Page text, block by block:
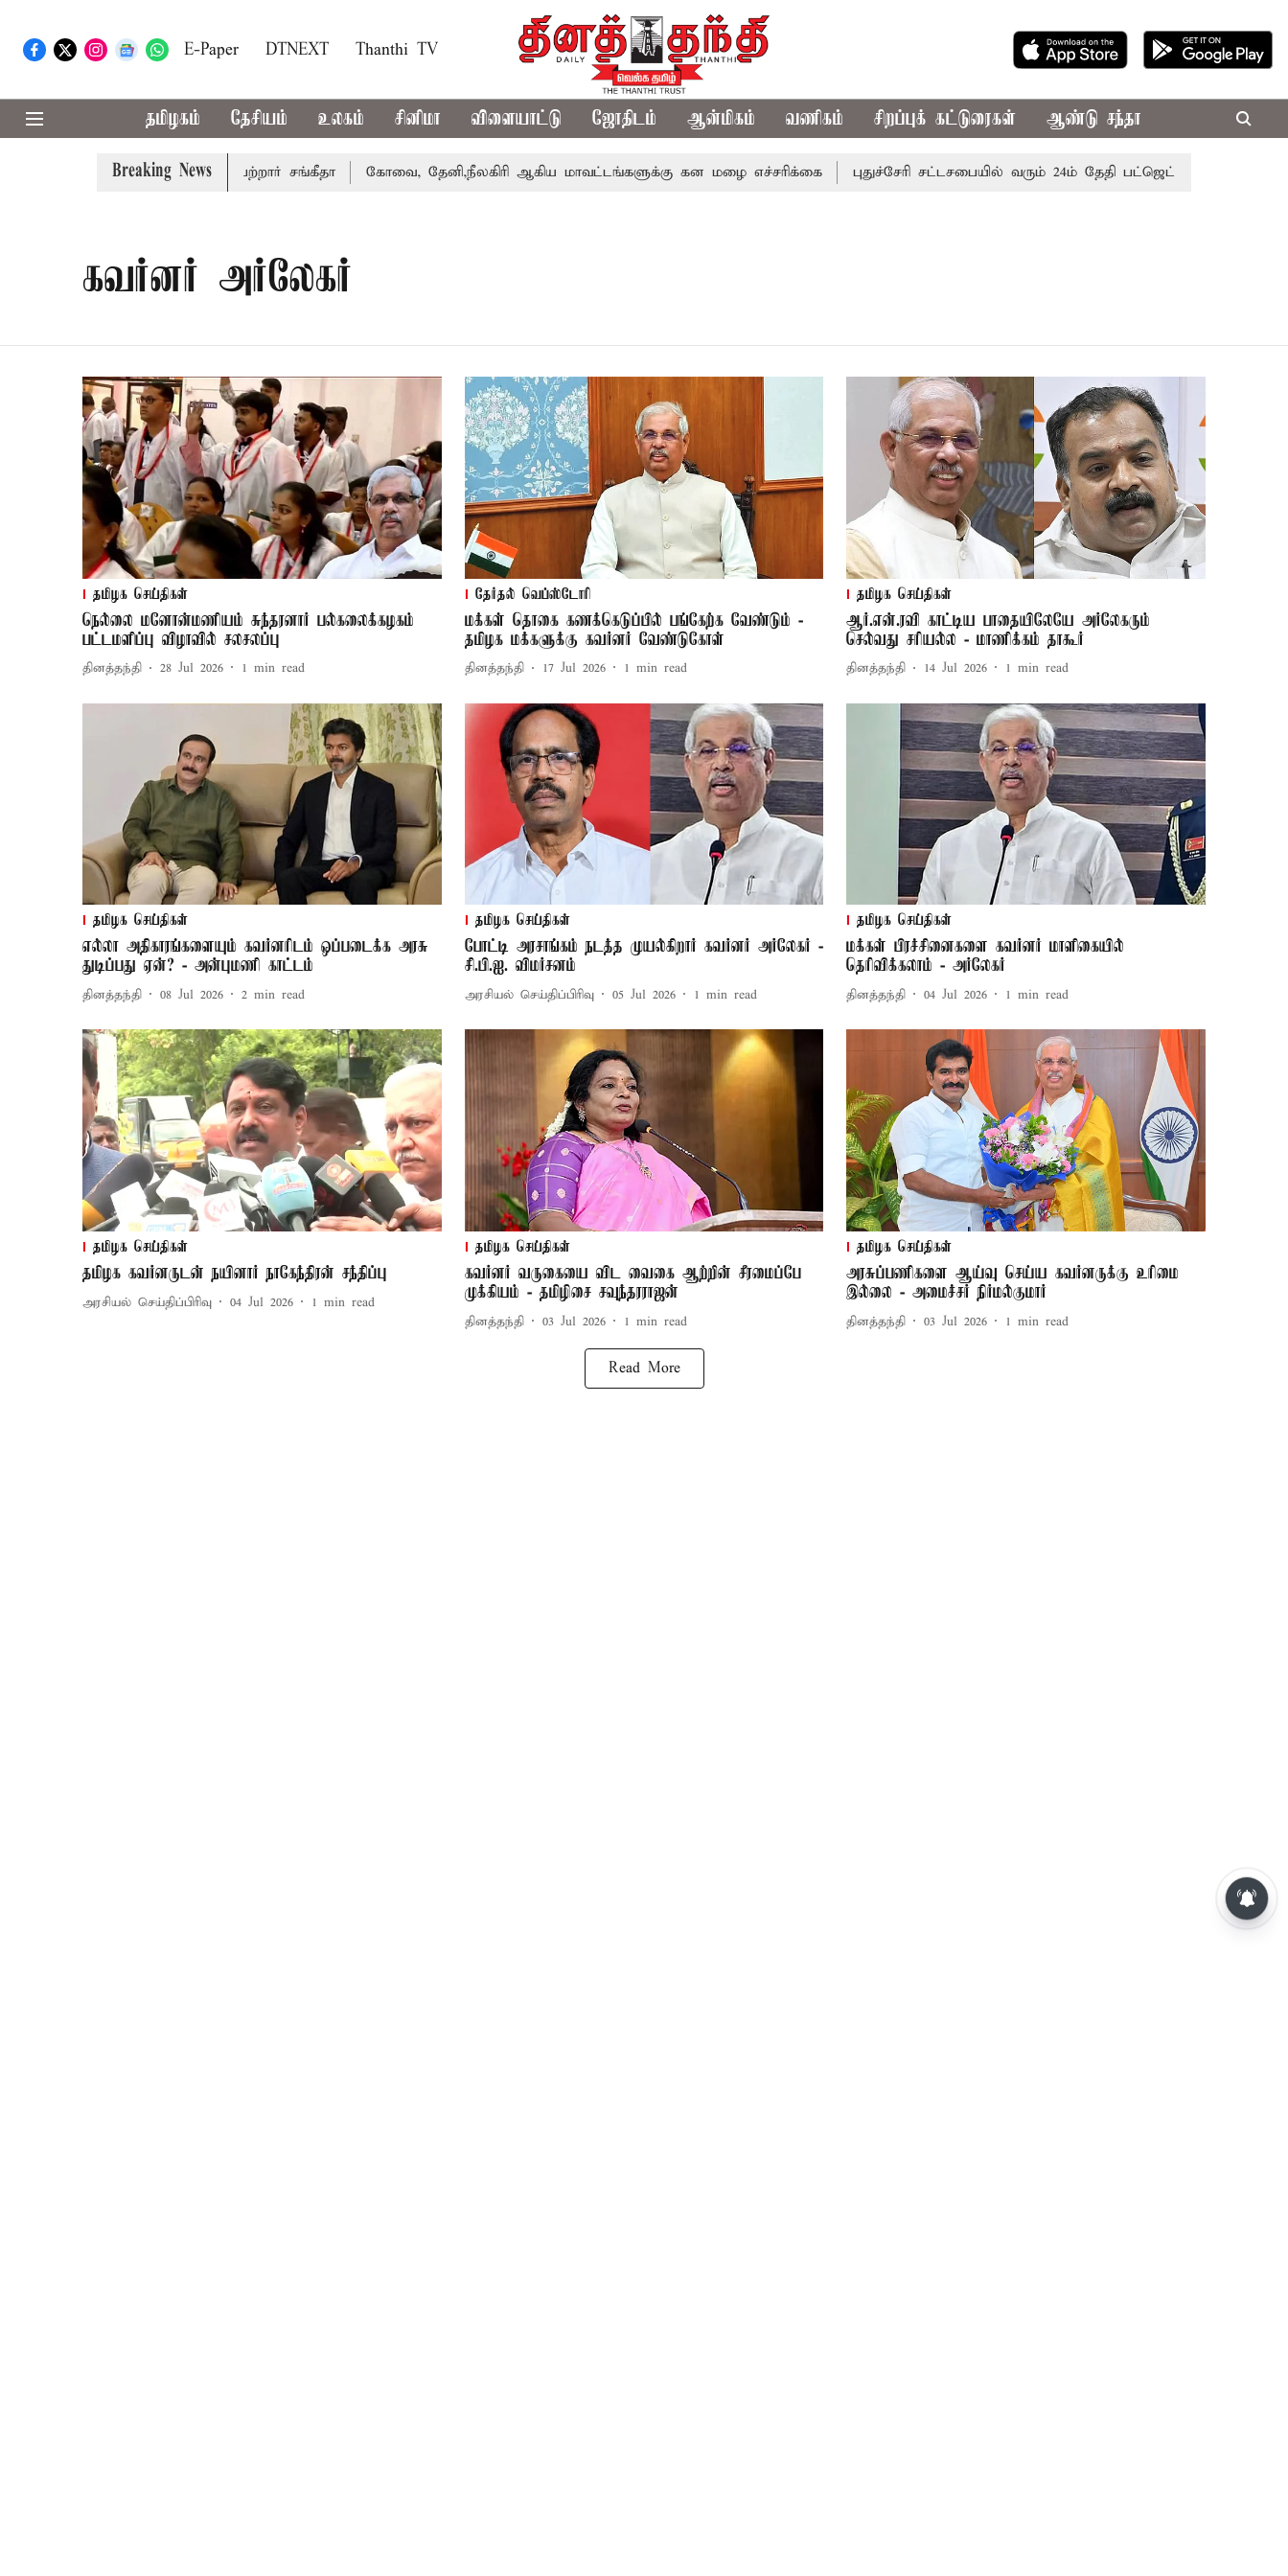
E-Paper DTNEXT Thanthi TV
தமிழகம் தேசியம் உலகம் சினிமா விளையாட்டு ஜோதிடம் ஆன்மிகம் வணிகம் சிறப்புக் கட்டுரைகள் ஆண்டு சந்தா
Breaking News
விவாகரத்து வழக்கை வாபஸ் பெற்றார் சங்கீதா கோவை, தேனி,நீலகிரி ஆகிய மாவட்டங்களுக்கு கன மழை எச்சரிக்கை புதுச்சேரி சட்டசபையில் வரும் 24ம் தேதி பட்ஜெட் தாக்கல்
கவர்னர் அர்லேகர்
தமிழக செய்திகள்
நெல்லை மனோன்மணியம் சுந்தரனார் பல்கலைக்கழகம்
பட்டமளிப்பு விழாவில் சலசலப்பு
தினத்தந்தி 28 Jul 2026 1 min read
தேர்தல் வெப்ஸ்டோரி
மக்கள் தொகை கணக்கெடுப்பில் பங்கேற்க வேண்டும் -
தமிழக மக்களுக்கு கவர்னர் வேண்டுகோள்
தினத்தந்தி 17 Jul 2026 1 min read
தமிழக செய்திகள்
ஆர்.என்.ரவி காட்டிய பாதையிலேயே அர்லேகரும்
செல்வது சரியல்ல - மாணிக்கம் தாகூர்
தினத்தந்தி 14 Jul 2026 1 min read
தமிழக செய்திகள்
எல்லா அதிகாரங்களையும் கவர்னரிடம் ஒப்படைக்க அரசு
துடிப்பது ஏன்? - அன்புமணி காட்டம்
தினத்தந்தி 08 Jul 2026 2 min read
தமிழக செய்திகள்
போட்டி அரசாங்கம் நடத்த முயல்கிறார் கவர்னர் அர்லேகர் -
சி.பி.ஐ. விமர்சனம்
அரசியல் செய்திப்பிரிவு 05 Jul 2026 1 min read
தமிழக செய்திகள்
மக்கள் பிரச்சினைகளை கவர்னர் மாளிகையில்
தெரிவிக்கலாம் - அர்லேகர்
தினத்தந்தி 04 Jul 2026 1 min read
தமிழக செய்திகள்
தமிழக கவர்னருடன் நயினார் நாகேந்திரன் சந்திப்பு
அரசியல் செய்திப்பிரிவு 04 Jul 2026 1 min read
தமிழக செய்திகள்
கவர்னர் வருகையை விட வைகை ஆற்றின் சீரமைப்பே
முக்கியம் - தமிழிசை சவுந்தரராஜன்
தினத்தந்தி 03 Jul 2026 1 min read
தமிழக செய்திகள்
அரசுப்பணிகளை ஆய்வு செய்ய கவர்னருக்கு உரிமை
இல்லை - அமைச்சர் நிர்மல்குமார்
தினத்தந்தி 03 Jul 2026 1 min read
Read More